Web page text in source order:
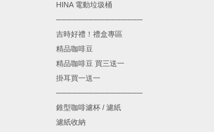
HINA 電動垃圾桶
────────────────
吉時好禮！禮盒專區
精品咖啡豆
精品咖啡豆 買三送一
掛耳買一送一
────────────────
錐型咖啡濾杯 / 濾紙
濾紙收納